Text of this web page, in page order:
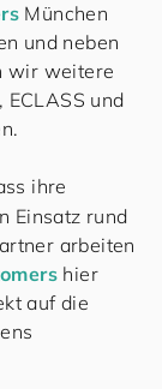
München
und neben
wir weitere
und
ihre
Einsatz rund
arbeiten
mers hier
auf die